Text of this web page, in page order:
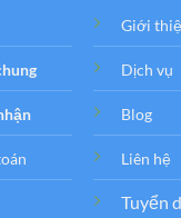
Giới
Dịch vụ
Blog
Liên hệ
Tuyển